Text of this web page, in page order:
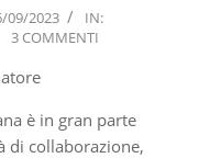
09/2023
IN:
3 COMMENTI
è in gran parte
di collaborazione,